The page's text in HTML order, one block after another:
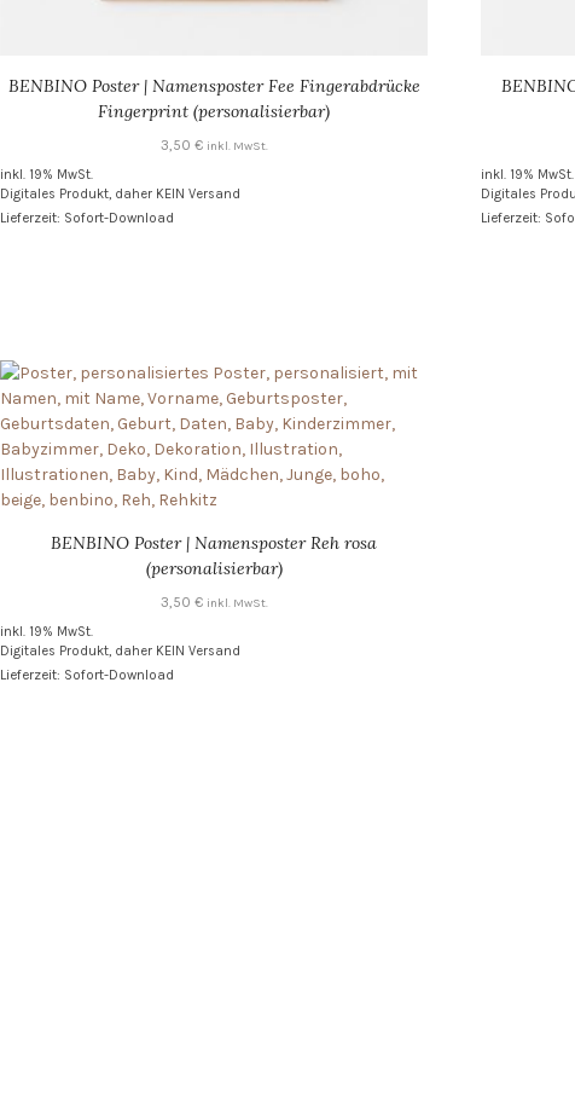
BENBINO Poster | Namensposter Fee Fingerabdrücke
Fingerprint (personalisierbar)
3,50 € inkl. MwSt.
inkl. 19% MwSt.
Digitales Produkt, daher KEIN Versand
Lieferzeit: Sofort-Download
inkl. 19% MwSt.
Digitales
Lieferzeit:
BENBINO Poster | Namensposter Reh rosa
(personalisierbar)
3,50 € inkl. MwSt.
inkl. 19% MwSt.
Digitales Produkt, daher KEIN Versand
Lieferzeit: Sofort-Download